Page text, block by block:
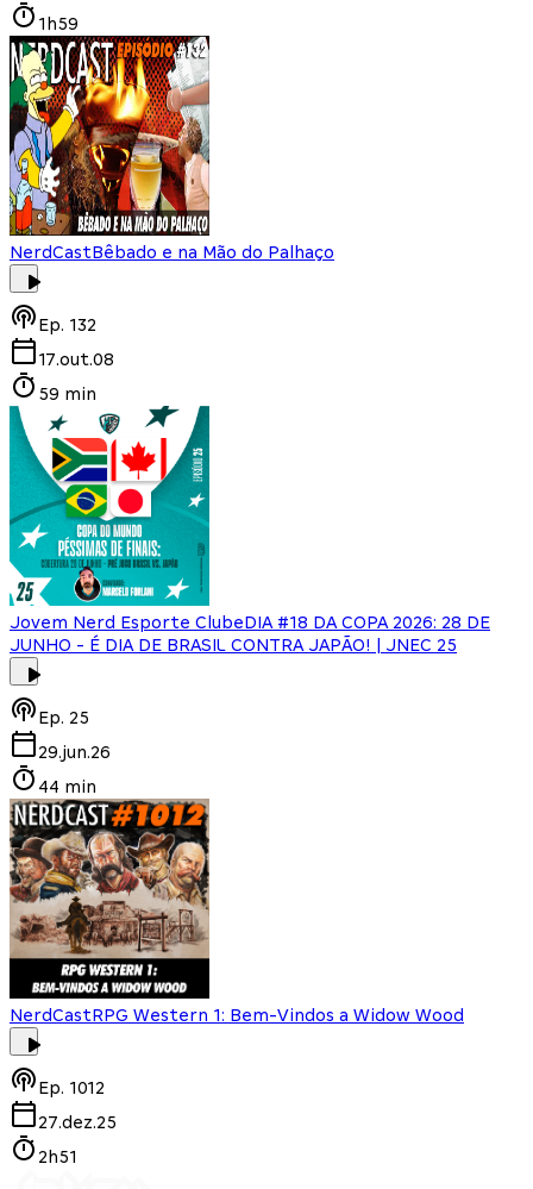
1h59
NerdCastBêbado e na Mão do Palhaço
Ep. 132
17.out.08
59 min
Jovem Nerd Esporte ClubeDIA #18 DA COPA 2026: 28 DE
JUNHO - É DIA DE BRASIL CONTRA JAPÃO! | JNEC 25
Ep. 25
29.jun.26
44 min
NerdCastRPG Western 1: Bem-Vindos a Widow Wood
Ep. 1012
27.dez.25
2h51